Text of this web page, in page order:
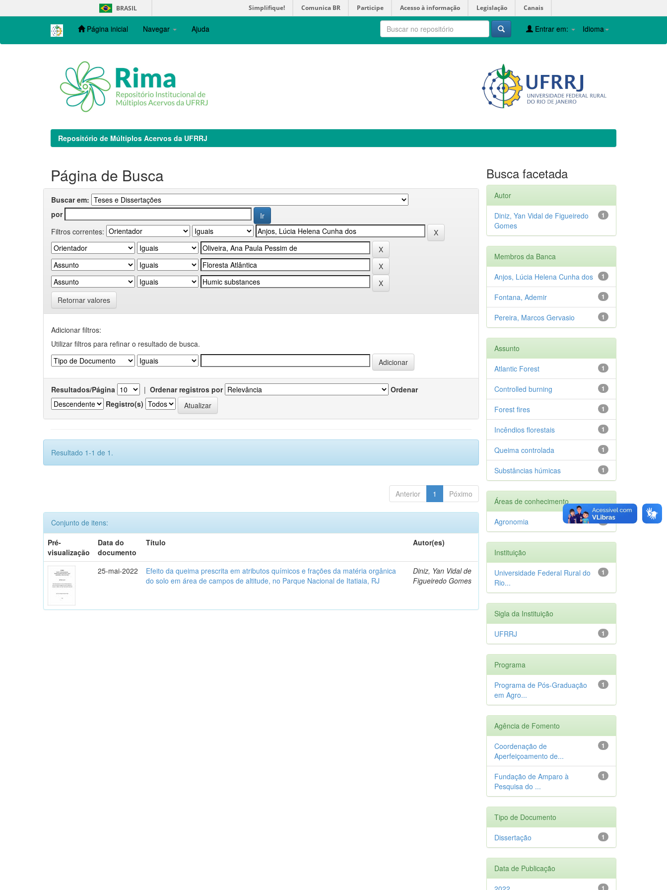
navigation
BRASIL Simplifique! Comunica BR Participe Acesso à informação Legislação Canais
Página inicial Navegar Ajuda Idioma
Entrar em:
Repositório de Múltiplos Acervos da UFRRJ
Página de Busca
Buscar em:
por
Filtros correntes:
Retornar valores
Adicionar filtros:
Utilizar filtros para refinar o resultado de busca.
Resultados/Página | Ordenar registros por
Ordenar
Registro(s)
Resultado 1-1 de 1.
Anterior 1 Póximo
Conjunto de itens:
Pré-
visualização
Data do
documento
Título Autor(es)
25-mai-2022
Efeito da queima prescrita em atributos químicos e frações da matéria orgânica
do solo em área de campos de altitude, no Parque Nacional de Itatiaia, RJ
Diniz, Yan Vidal de
Figueiredo Gomes
Busca facetada
Autor
1
Diniz, Yan Vidal de Figueiredo
Gomes
Membros da Banca
1
Anjos, Lúcia Helena Cunha dos
1
Fontana, Ademir
1
Pereira, Marcos Gervasio
Assunto
1
Atlantic Forest
1
Controlled burning
1
Forest fires
1
Incêndios florestais
1
Queima controlada
1
Substâncias húmicas
Áreas de conhecimento
1
Agronomia
Instituição
1
Universidade Federal Rural do
Rio...
Sigla da Instituição
1
UFRRJ
Programa
1
Programa de Pós-Graduação
em Agro...
Agência de Fomento
1
Coordenação de
Aperfeiçoamento de...
1
Fundação de Amparo à
Pesquisa do ...
Tipo de Documento
1
Dissertação
Data de Publicação
1